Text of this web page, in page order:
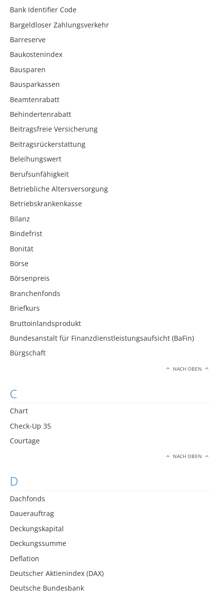
Bank Identifier Code
Bargeldloser Zahlungsverkehr
Barreserve
Baukostenindex
Bausparen
Bausparkassen
Beamtenrabatt
Behindertenrabatt
Beitragsfreie Versicherung
Beitragsrückerstattung
Beleihungswert
Berufsunfähigkeit
Betriebliche Altersversorgung
Betriebskrankenkasse
Bilanz
Bindefrist
Bonität
Börse
Börsenpreis
Branchenfonds
Briefkurs
Bruttoinlandsprodukt
Bundesanstalt für Finanzdienstleistungsaufsicht (BaFin)
Bürgschaft
NACH OBEN
C
Chart
Check-Up 35
Courtage
NACH OBEN
D
Dachfonds
Dauerauftrag
Deckungskapital
Deckungssumme
Deflation
Deutscher Aktienindex (DAX)
Deutsche Bundesbank